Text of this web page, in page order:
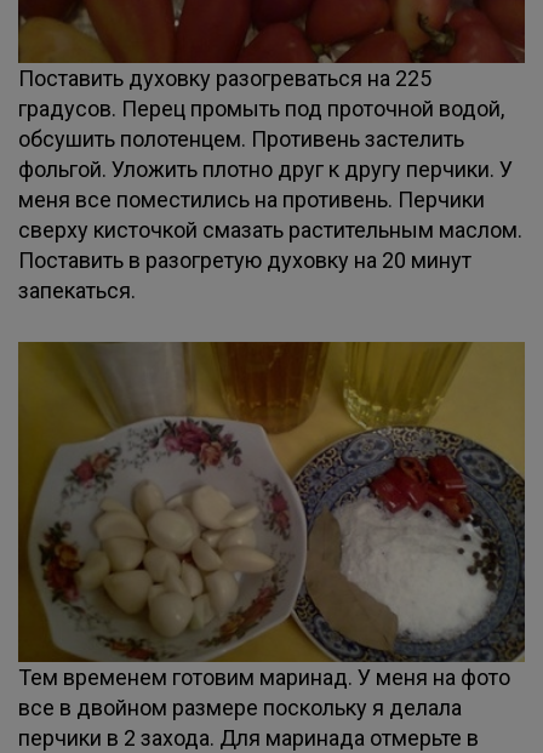
Поставить духовку разогреваться на 225
градусов. Перец промыть под проточной водой,
обсушить полотенцем. Противень застелить
фольгой. Уложить плотно друг к другу перчики. У
меня все поместились на противень. Перчики
сверху кисточкой смазать растительным маслом.
Поставить в разогретую духовку на 20 минут
запекаться.
Тем временем готовим маринад. У меня на фото
все в двойном размере поскольку я делала
перчики в 2 захода. Для маринада отмерьте в